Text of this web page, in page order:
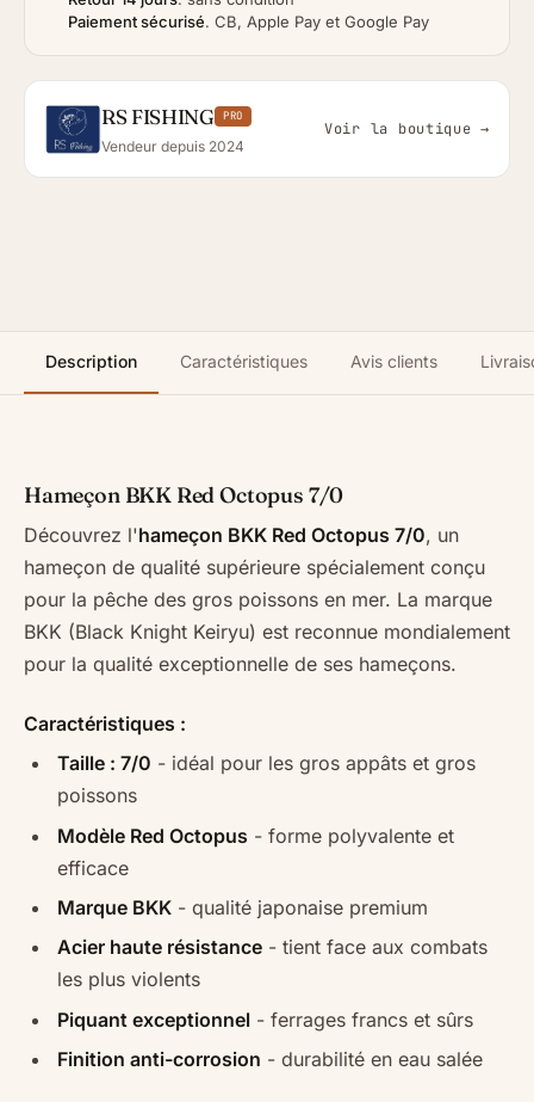
Paiement sécurisé. CB, Apple Pay et Google Pay
RS FISHING PRO
Vendeur depuis 2024
Voir la boutique →
Description Caractéristiques Avis clients
Hameçon BKK Red Octopus 7/0
Découvrez l'hameçon BKK Red Octopus 7/0, un
hameçon de qualité supérieure spécialement conçu
pour la pêche des gros poissons en mer. La marque
BKK (Black Knight Keiryu) est reconnue mondialement
pour la qualité exceptionnelle de ses hameçons.
Caractéristiques :
Taille : 7/0 - idéal pour les gros appâts et gros
poissons
Modèle Red Octopus - forme polyvalente et
efficace
Marque BKK - qualité japonaise premium
Acier haute résistance - tient face aux combats
les plus violents
Piquant exceptionnel - ferrages francs et sûrs
Finition anti-corrosion - durabilité en eau salée